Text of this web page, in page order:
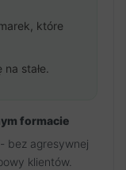
które
stałe.
formacie
bez agresywnej
klientów.